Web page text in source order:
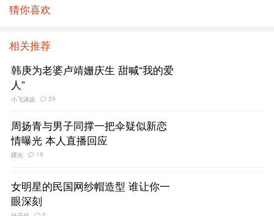
猜你喜欢
相关推荐
韩庚为老婆卢靖姗庆生 甜喊“我的爱
人”
小飞谈娱 29
周扬青与男子同撑一把伞疑似新恋
情曝光 本人直播回应
曙光 18
女明星的民国网纱帽造型 谁让你一
眼深刻